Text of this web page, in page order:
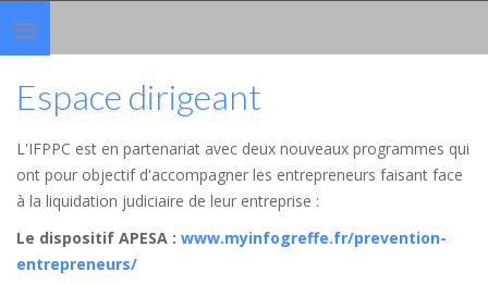
Toggle
navigation
Espace dirigeant
L'IFPPC est en partenariat avec deux nouveaux programmes qui
ont pour objectif d'accompagner les entrepreneurs faisant face
à la liquidation judiciaire de leur entreprise :
Le dispositif APESA : www.myinfogreffe.fr/prevention-
entrepreneurs/